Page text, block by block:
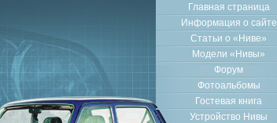
Главная страница
Информация о сайте
Статьи о «Ниве»
Модели «Нивы»
Форум
Фотоальбомы
Гостевая книга
Устройство Нивы